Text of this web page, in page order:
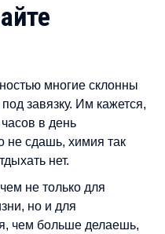
многие склонны
завязку. Им кажется,
в день
не сдашь, химия так
нет.
не только для
но и для
чем больше делаешь,